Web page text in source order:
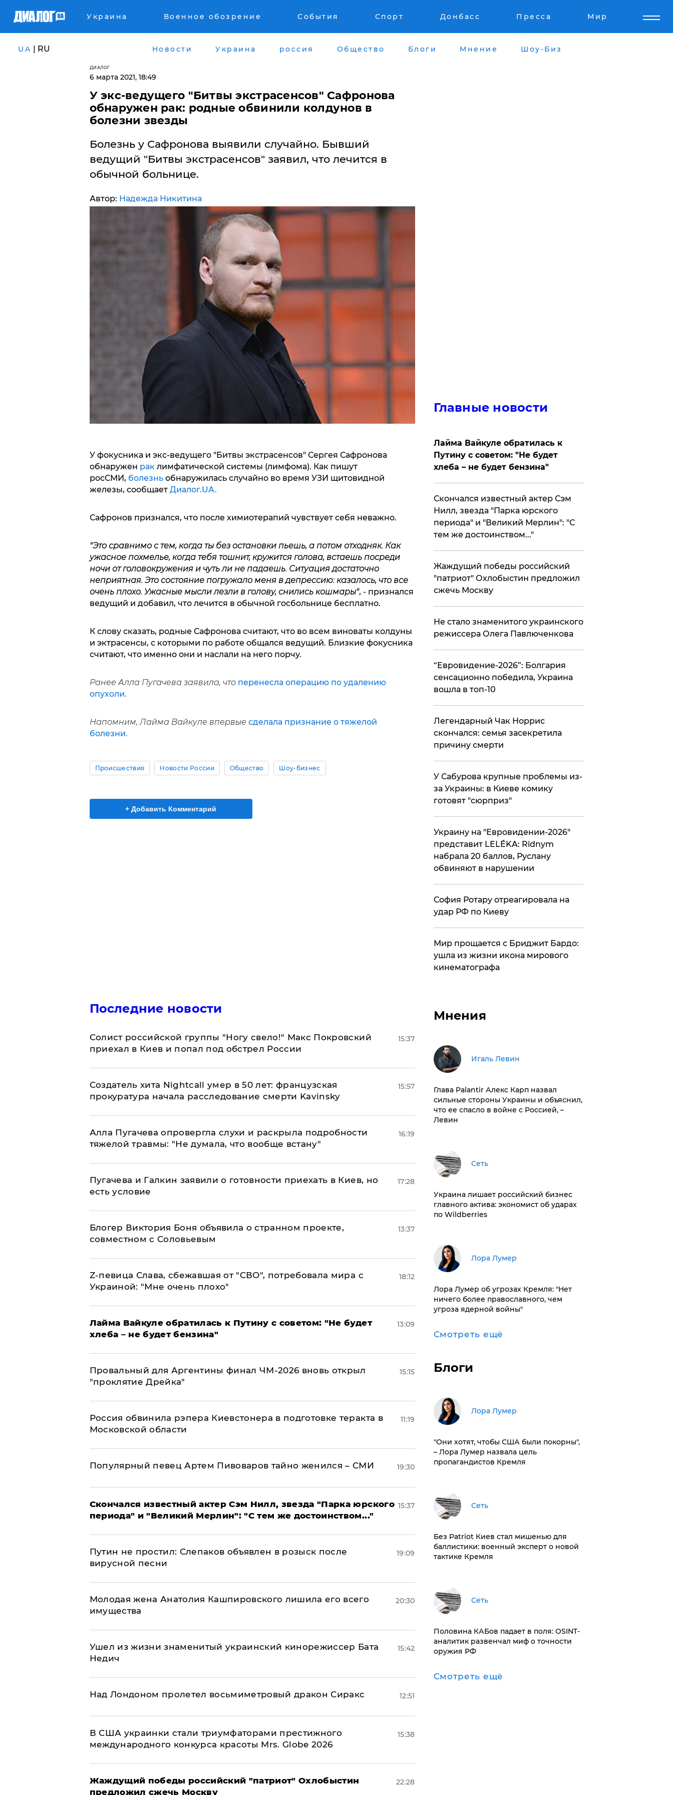
Украина Военное обозрение События Спорт Донбасс Пресса Мир
UA | RU Новости Украина россия Общество Блоги Мнение Шоу-Биз
ДИАЛОГ
6 марта 2021, 18:49
У экс-ведущего "Битвы экстрасенсов" Сафронова
обнаружен рак: родные обвинили колдунов в
болезни звезды
Болезнь у Сафронова выявили случайно. Бывший
ведущий "Битвы экстрасенсов" заявил, что лечится в
обычной больнице.
Автор: Надежда Никитина
У фокусника и экс-ведущего "Битвы экстрасенсов" Сергея Сафронова
обнаружен раклимфатической системы (лимфома). Как пишут
росСМИ, болезньобнаружилась случайно во время УЗИ щитовидной
железы, сообщает Диалог.UA.
Сафронов признался, что после химиотерапий чувствует себя неважно.
"Это сравнимо с тем, когда ты без остановки пьешь, а потом отходняк. Как
ужасное похмелье, когда тебя тошнит, кружится голова, встаешь посреди
ночи от головокружения и чуть ли не падаешь. Ситуация достаточно
неприятная. Это состояние погружало меня в депрессию: казалось, что все
очень плохо. Ужасные мысли лезли в голову, снились кошмары", - признался
ведущий и добавил, что лечится в обычной госбольнице бесплатно.
К слову сказать, родные Сафронова считают, что во всем виноваты колдуны
и эктрасенсы, с которыми по работе общался ведущий. Близкие фокусника
считают, что именно они и наслали на него порчу.
Ранее Алла Пугачева заявила, что перенесла операцию по удалению
опухоли.
Напомним, Лайма Вайкуле впервые сделала признание о тяжелой
болезни.
Происшествия Новости России Общество Шоу-бизнес
+ Добавить Комментарий
Последние новости
Солист российской группы "Ногу свело!" Макс Покровский
приехал в Киев и попал под обстрел России
15:37
Создатель хита Nightcall умер в 50 лет: французская
прокуратура начала расследование смерти Kavinsky
15:57
Алла Пугачева опровергла слухи и раскрыла подробности
тяжелой травмы: "Не думала, что вообще встану"
16:19
Пугачева и Галкин заявили о готовности приехать в Киев, но
есть условие
17:28
Блогер Виктория Боня объявила о странном проекте,
совместном с Соловьевым
13:37
Z-певица Слава, сбежавшая от "СВО", потребовала мира с
Украиной: "Мне очень плохо"
18:12
Лайма Вайкуле обратилась к Путину с советом: "Не будет
хлеба – не будет бензина"
13:09
Провальный для Аргентины финал ЧМ-2026 вновь открыл
"проклятие Дрейка"
15:15
Россия обвинила рэпера Киевстонера в подготовке теракта в
Московской области
11:19
Популярный певец Артем Пивоваров тайно женился – СМИ 19:30
Скончался известный актер Сэм Нилл, звезда "Парка юрского
периода" и "Великий Мерлин": "С тем же достоинством..."
15:37
Путин не простил: Слепаков объявлен в розыск после
вирусной песни
19:09
Молодая жена Анатолия Кашпировского лишила его всего
имущества
20:30
Ушел из жизни знаменитый украинский кинорежиссер Бата
Недич
15:42
Над Лондоном пролетел восьмиметровый дракон Сиракс 12:51
В США украинки стали триумфаторами престижного
международного конкурса красоты Mrs. Globe 2026
15:38
Жаждущий победы российский "патриот" Охлобыстин
предложил сжечь Москву
22:28
Главные новости
Лайма Вайкуле обратилась к
Путину с советом: "Не будет
хлеба – не будет бензина"
Скончался известный актер Сэм
Нилл, звезда "Парка юрского
периода" и "Великий Мерлин": "С
тем же достоинством..."
Жаждущий победы российский
"патриот" Охлобыстин предложил
сжечь Москву
Не стало знаменитого украинского
режиссера Олега Павлюченкова
​“Евровидение-2026”: Болгария
сенсационно победила, Украина
вошла в топ-10
​Легендарный Чак Норрис
скончался: семья засекретила
причину смерти
У Сабурова крупные проблемы из-
за Украины: в Киеве комику
готовят "сюрприз"
Украину на "Евровидении-2026"
представит LELÉKA: Ridnym
набрала 20 баллов, Руслану
обвиняют в нарушении
София Ротару отреагировала на
удар РФ по Киеву
Мир прощается с Бриджит Бардо:
ушла из жизни икона мирового
кинематографа
Мнения
Игаль Левин
Глава Palantir Алекс Карп назвал
сильные стороны Украины и объяснил,
что ее спасло в войне с Россией, –
Левин
Сеть
​Украина лишает российский бизнес
главного актива: экономист об ударах
по Wildberries
​Лора Лумер
Лора Лумер об угрозах Кремля: "Нет
ничего более православного, чем
угроза ядерной войны"
Смотреть ещё
Блоги
​Лора Лумер
"Они хотят, чтобы США были покорны",
– Лора Лумер назвала цель
пропагандистов Кремля
Сеть
​Без Patriot Киев стал мишенью для
баллистики: военный эксперт о новой
тактике Кремля
Сеть
​Половина КАБов падает в поля: OSINT-
аналитик развенчал миф о точности
оружия РФ
Смотреть ещё